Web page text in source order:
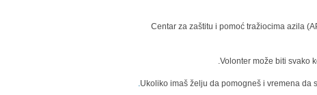
Centar za zaštitu i pomoć tražiocima azila
Volonter može biti svako
Ukoliko imaš želju da pomogneš i vremena da